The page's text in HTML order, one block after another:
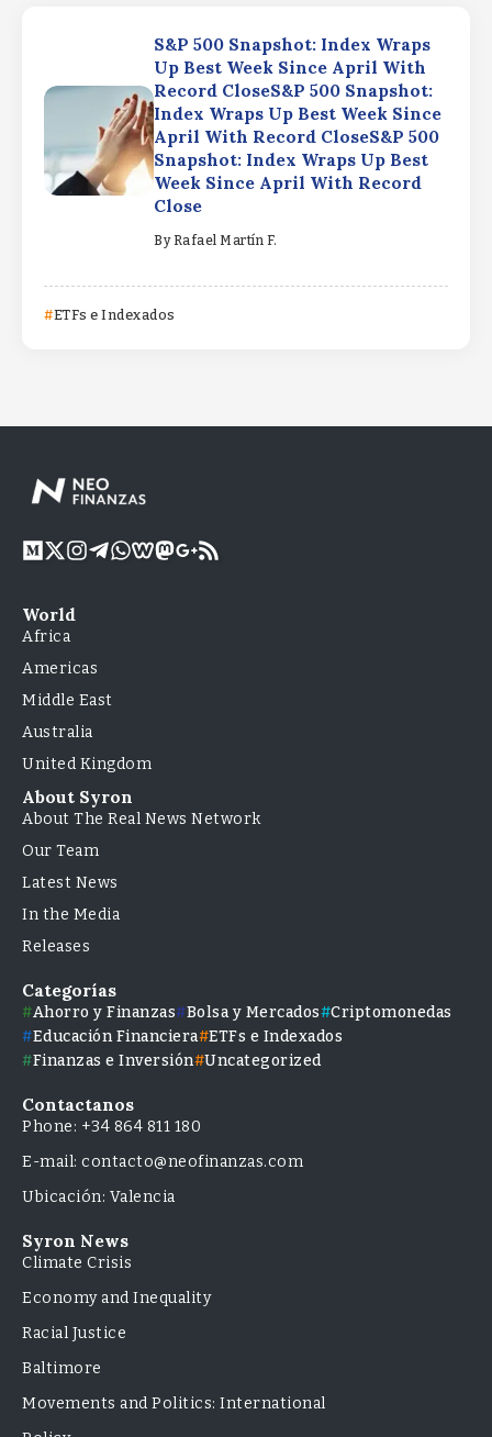
S&P 500 Snapshot: Index Wraps
Up Best Week Since April With
Record CloseS&P 500 Snapshot:
Index Wraps Up Best Week Since
April With Record CloseS&P 500
Snapshot: Index Wraps Up Best
Week Since April With Record
Close
By Rafael Martín F.
ETFs e Indexados
World
Africa
Americas
Middle East
Australia
United Kingdom
About Syron
About The Real News Network
Our Team
Latest News
In the Media
Releases
Categorías
Ahorro y Finanzas Bolsa y Mercados
Criptomonedas
Educación Financiera ETFs e Indexados
Finanzas e Inversión Uncategorized
Contactanos
Phone: +34 864 811 180
E-mail: contacto@neofinanzas.com
Ubicación: Valencia
Syron News
Climate Crisis
Economy and Inequality
Racial Justice
Baltimore
Movements and Politics: International